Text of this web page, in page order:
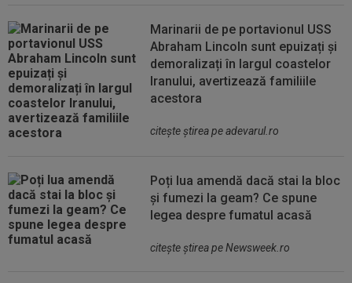
Marinarii de pe portavionul USS
Abraham Lincoln sunt epuizați și
demoralizați în largul coastelor
Iranului, avertizează familiile
acestora
citeşte ştirea pe adevarul.ro
Poți lua amendă dacă stai la bloc
și fumezi la geam? Ce spune
legea despre fumatul acasă
citeşte ştirea pe Newsweek.ro